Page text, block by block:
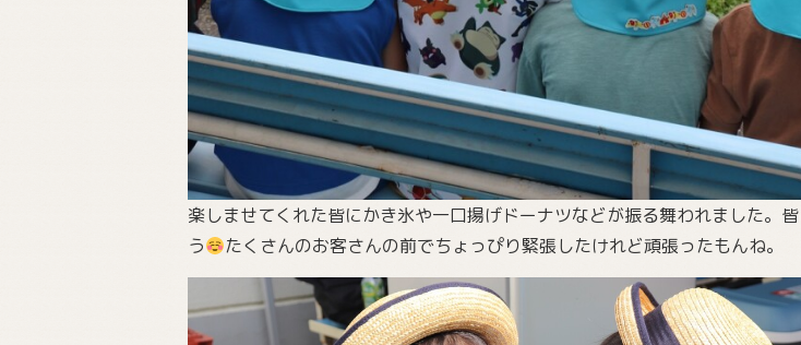
楽しませてくれた皆にかき氷や一口揚げドーナツなどが振る舞われました。
う
たくさんのお客さんの前でちょっぴり緊張したけれど頑張ったもんね。